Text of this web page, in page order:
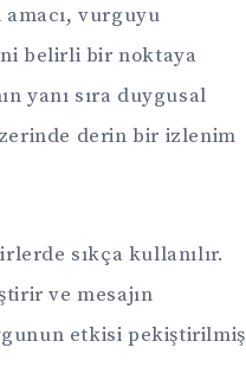
vurguyu
belirli bir noktaya
yanı sıra duygusal
derin bir izlenim
sıkça kullanılır.
ve mesajın
etkisi pekiştirilmiş